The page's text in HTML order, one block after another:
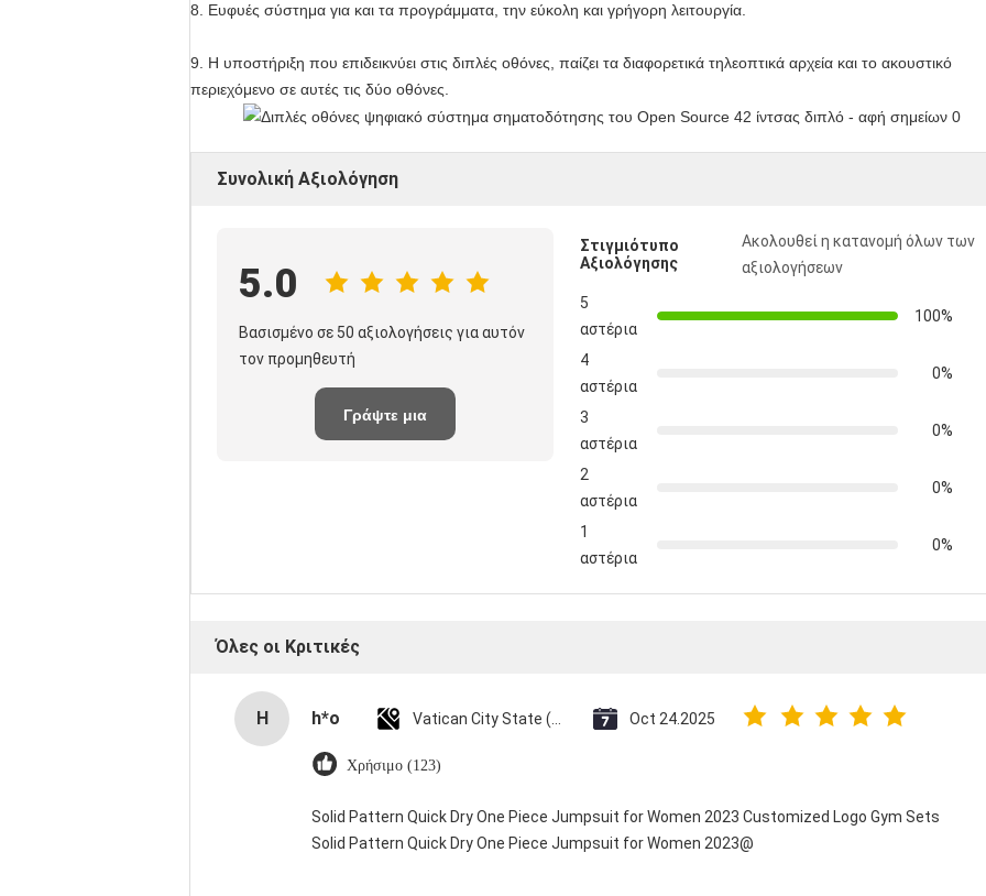
8. Ευφυές σύστημα για και τα προγράμματα, την εύκολη και γρήγορη λειτουργία.
9. Η υποστήριξη που επιδεικνύει στις διπλές οθόνες, παίζει τα διαφορετικά τηλεοπτικά αρχεία και το ακουστικό
περιεχόμενο σε αυτές τις δύο οθόνες.
Συνολική Αξιολόγηση
5.0
Βασισμένο σε 50 αξιολογήσεις για αυτόν
τον προμηθευτή
Γράψτε μια
Στιγμιότυπο
Αξιολόγησης
Ακολουθεί η κατανομή όλων των
αξιολογήσεων
5
αστέρια
100%
4
αστέρια
0%
3
αστέρια
0%
2
αστέρια
0%
1
αστέρια
0%
Όλες οι Κριτικές
H h*o Vatican City State (Holy See) Oct 24.2025
Χρήσιμο (123)
Solid Pattern Quick Dry One Piece Jumpsuit for Women 2023 Customized Logo Gym Sets
Solid Pattern Quick Dry One Piece Jumpsuit for Women 2023@